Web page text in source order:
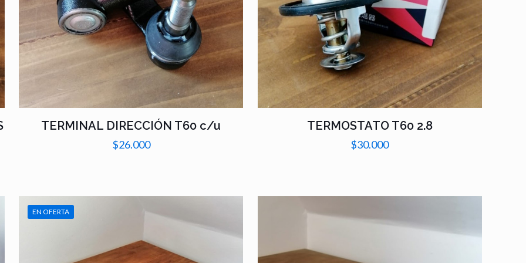
TERMINAL DIRECCIÓN T60 c/u
$26.000
TERMOSTATO T60 2.8
$30.000
EN OFERTA